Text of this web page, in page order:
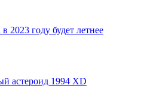
2023 году будет летнее
астероид 1994 XD